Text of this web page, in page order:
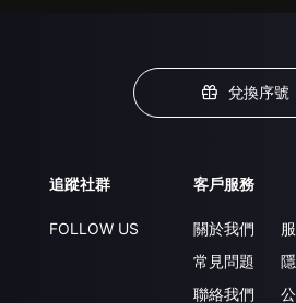
兌換序號
追蹤社群
FOLLOW US
客戶服務
關於我們
常見問題
聯絡我們